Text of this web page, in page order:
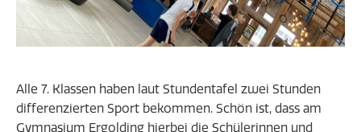
Alle 7. Klassen haben laut Stundentafel zwei Stunden
differenzierten Sport bekommen. Schön ist, dass am
Gymnasium Ergolding hierbei die Schülerinnen und